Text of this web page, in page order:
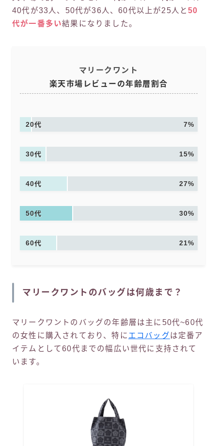
40代が33人、50代が36人、60代以上が25人と50
代が一番多い結果になりました。
マリークワント
楽天市場レビューの年齢層割合
20代 7%
30代 15%
40代 27%
50代 30%
60代 21%
マリークワントのバッグは何歳まで？
マリークワントのバッグの年齢層は主に50代~60代
の女性に購入されており、特に エコバッグは定番ア
イテムとして60代までの幅広い世代に支持されて
います。